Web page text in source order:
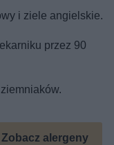
i ziele angielskie.
przez 90
Zobacz alergeny